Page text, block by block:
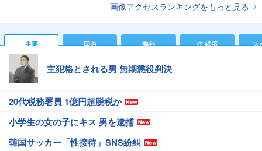
画像アクセスランキングをもっと見る
主要 国内 海外 IT 経済 ス
主犯格とされる男 無期懲役判決
20代税務署員 1億円超脱税か
小学生の女の子にキス 男を逮捕
韓国サッカー「性接待」SNS紛糾